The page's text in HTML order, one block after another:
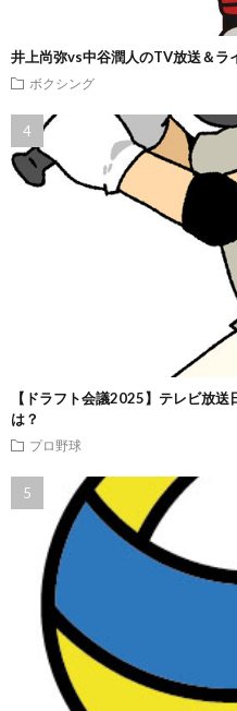
井上尚弥vs中谷潤人のTV放送＆ラ
ボクシング
【ドラフト会議2025】テレビ放
は？
プロ野球